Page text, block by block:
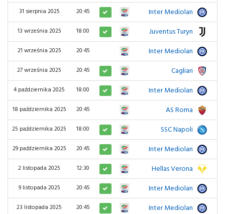
31 sierpnia 2025 20:45 Inter Mediolan
13 września 2025 18:00 Juventus Turyn
21 września 2025 20:45 Inter Mediolan
27 września 2025 20:45 Cagliari
4 października 2025 18:00 Inter Mediolan
18 października 2025 20:45 AS Roma
25 października 2025 18:00 SSC Napoli
29 października 2025 20:45 Inter Mediolan
2 listopada 2025 12:30 Hellas Verona
9 listopada 2025 20:45 Inter Mediolan
23 listopada 2025 20:45 Inter Mediolan